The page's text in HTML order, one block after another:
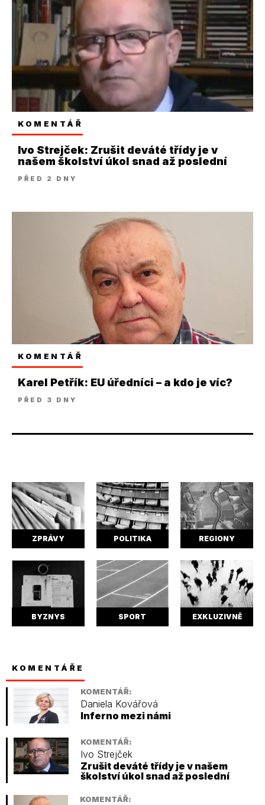
KOMENTÁŘ
Ivo Strejček: Zrušit deváté třídy je v
našem školství úkol snad až poslední
PŘED 2 DNY
KOMENTÁŘ
Karel Petřík: EU úředníci – a kdo je víc?
PŘED 3 DNY
ZPRÁVY POLITIKA REGIONY
BYZNYS SPORT EXKLUZIVNĚ
KOMENTÁŘE
KOMENTÁŘ:
Daniela Kovářová
Inferno mezi námi
KOMENTÁŘ:
Ivo Strejček
Zrušit deváté třídy je v našem
školství úkol snad až poslední
KOMENTÁŘ: